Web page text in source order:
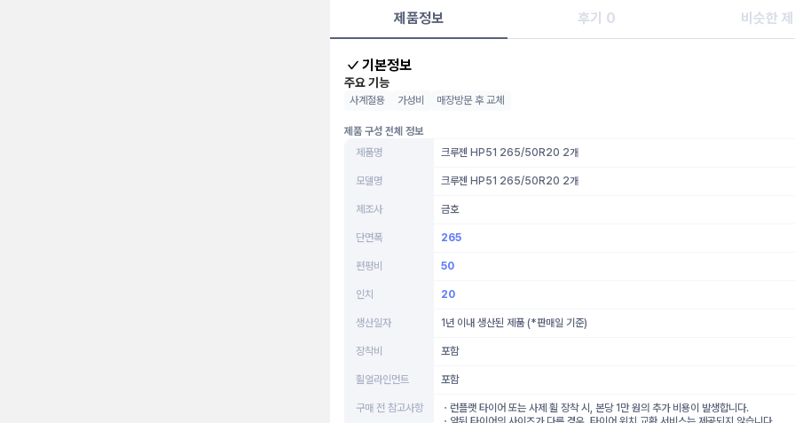
제품정보 후기 0 비슷한
기본정보
주요 기능
사계절용 가성비 매장방문 후 교체
제품 구성 전체 정보
제품명
크루젠 HP51 265/50R20 2개
모델명 크루젠 HP51 265/50R20 2개
제조사 금호
단면폭 265
편평비 50
인치 20
생산일자 1년 이내 생산된 제품 (*판매일 기준)
장착비 포함
휠얼라인먼트 포함
구매 전 참고사항
ㆍ런플랫 타이어 또는 사제 휠 장착 시, 본당 1만 원의 추가 비용이 발생합니다.